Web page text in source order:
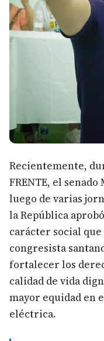
Recientemente,
FRENTE, el
luego de varias
la República
carácter social
congresista
fortalecer los
calidad de vida
mayor equidad en
eléctrica.